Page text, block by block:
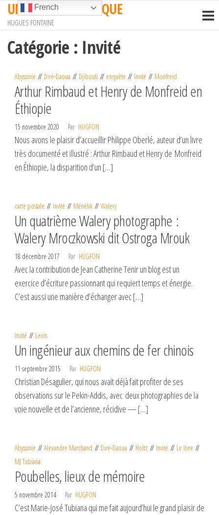
Passer
contenu
UN TRAIN EN AFRIQUE
HUGUES FONTAINE
Catégorie : Invité
Abyssinie Diré-Daoua Djibouti enquête Invité Monfreid
Arthur Rimbaud et Henry de Monfreid en
Éthiopie
15 novembre 2020 Par HUGFON
Nous avons le plaisir d’accueillir Philippe Oberlé, auteur d’un livre
très documenté et illustré : Arthur Rimbaud et Henry de Monfreid
en Éthiopie, la disparition d’un […]
carte postale Invité Ménélik Walery
Un quatrième Walery photographe :
Walery Mroczkowski dit Ostroga Mrouk
18 décembre 2017 Par HUGFON
Avec la contribution de Jean Catherine Tenir un blog est un
exercice d’écriture passionnant qui requiert temps et énergie.
C’est aussi une manière d’échanger avec […]
Invité Leiris
Un ingénieur aux chemins de fer chinois
11 septembre 2015 Par HUGFON
Christian Désagulier, qui nous avait déjà fait profiter de ses
observations sur le Pekin-Addis, avec deux photographies de la
voie nouvelle et de l’ancienne, récidive — […]
Abyssinie Alexandre Marchand Diré-Daoua Holtz Invité
Le livre
MJ Tubiana
Poubelles, lieux de mémoire
5 novembre 2014 Par HUGFON
C’est Marie-José Tubiana qui me fait aujourd’hui le grand plaisir de
French